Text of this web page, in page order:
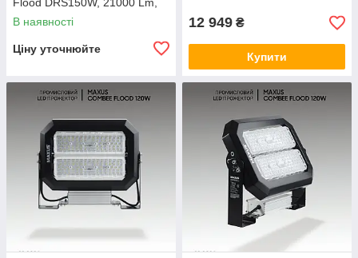
IP67. Промисловий
прожектор
В наявності
Ціну уточнюйте
12 949 ₴
Купити